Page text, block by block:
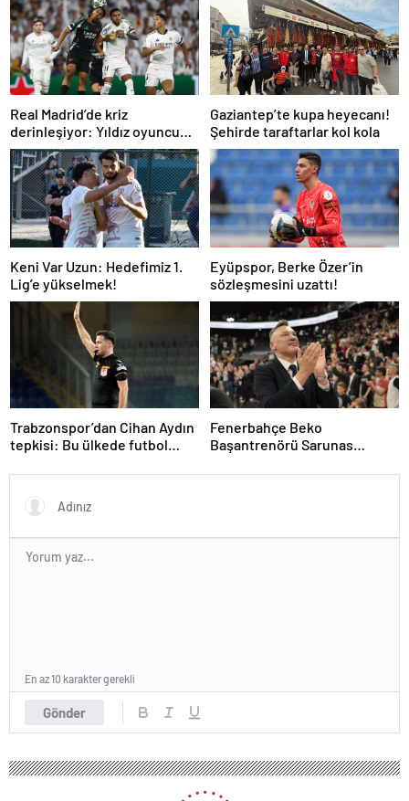
Real Madrid’de kriz
derinleşiyor: Yıldız oyuncu
takıma dönmek istemiyor
Gaziantep’te kupa heyecanı!
Şehirde taraftarlar kol kola
Keni Var Uzun: Hedefimiz 1.
Lig’e yükselmek!
Eyüpspor, Berke Özer’in
sözleşmesini uzattı!
Trabzonspor’dan Cihan Aydın
tepkisi: Bu ülkede futbol
Fenerbahçe Beko
Başantrenörü Sarunas
Nunn açıklaması
Gönder
En az 10 karakter gerekli